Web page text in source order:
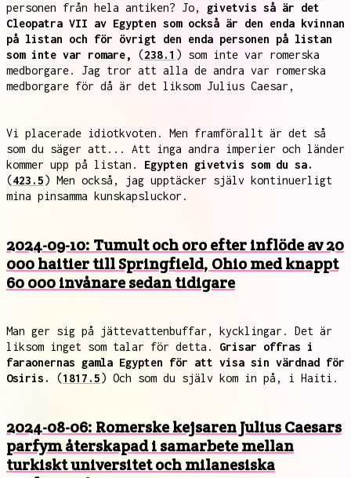
personen från hela antiken? Jo, givetvis så är det
Cleopatra VII av Egypten som också är den enda kvinnan
på listan och för övrigt den enda personen på listan
som inte var romare,
(238.1 ) som inte var romerska
medborgare. Jag tror att alla de andra var romerska
medborgare för då är det liksom Julius Caesar,
Vi placerade idiotkvoten. Men framförallt är det så
som du säger att... Att inga andra imperier och länder
kommer upp på listan. Egypten givetvis som du sa.
(423.5) Men också, jag upptäcker själv kontinuerligt
mina pinsamma kunskapsluckor.
2024-09-10: Tumult och oro efter inflöde av 20
000 haitier till Springfield, Ohio med knappt
60 000 invånare sedan tidigare
Man ger sig på jättevattenbuffar, kycklingar. Det är
liksom inget som talar för detta. Grisar offras i
faraonernas gamla Egypten för att visa sin värdnad för
Osiris.
(1817.5) Och som du själv kom in på, i Haiti.
2024-08-06: Romerske kejsaren Julius Caesars
parfym återskapad i samarbete mellan
turkiskt universitet och milanesiska